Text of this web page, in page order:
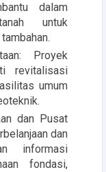
dalam
untuk
Proyek
revitalisasi
umum
dan Pusat
dan
informasi
fondasi,